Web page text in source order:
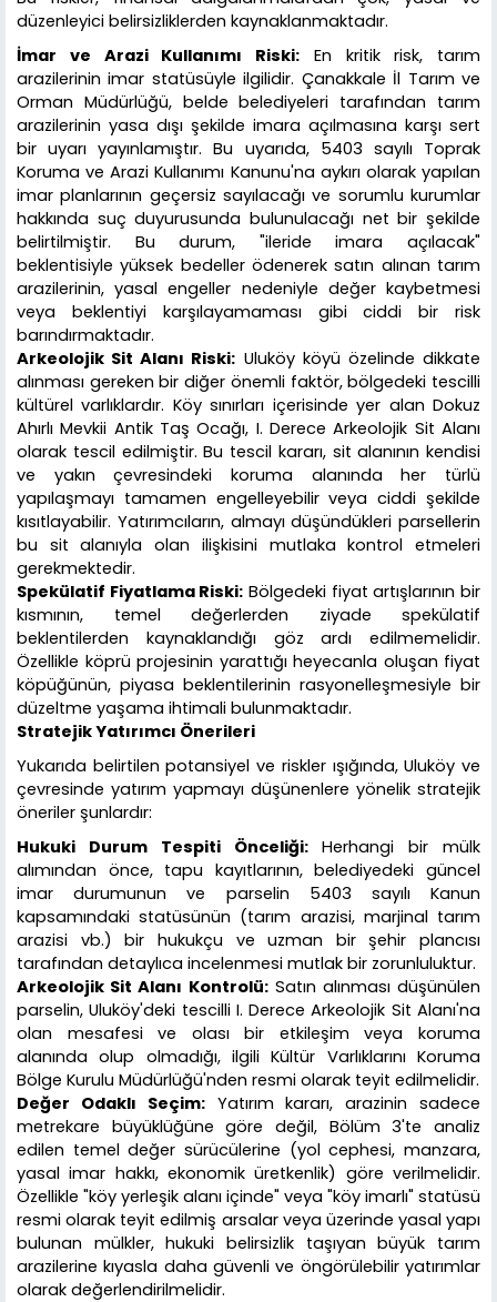
düzenleyici belirsizliklerden kaynaklanmaktadır.
İmar ve Arazi Kullanımı Riski: En kritik risk, tarım
arazilerinin imar statüsüyle ilgilidir. Çanakkale İl Tarım ve
Orman Müdürlüğü, belde belediyeleri tarafından tarım
arazilerinin yasa dışı şekilde imara açılmasına karşı sert
bir uyarı yayınlamıştır. Bu uyarıda, 5403 sayılı Toprak
Koruma ve Arazi Kullanımı Kanunu'na aykırı olarak yapılan
imar planlarının geçersiz sayılacağı ve sorumlu kurumlar
hakkında suç duyurusunda bulunulacağı net bir şekilde
belirtilmiştir. Bu durum, "ileride imara açılacak"
beklentisiyle yüksek bedeller ödenerek satın alınan tarım
arazilerinin, yasal engeller nedeniyle değer kaybetmesi
veya beklentiyi karşılayamaması gibi ciddi bir risk
barındırmaktadır.
Arkeolojik Sit Alanı Riski: Uluköy köyü özelinde dikkate
alınması gereken bir diğer önemli faktör, bölgedeki tescilli
kültürel varlıklardır. Köy sınırları içerisinde yer alan Dokuz
Ahırlı Mevkii Antik Taş Ocağı, I. Derece Arkeolojik Sit Alanı
olarak tescil edilmiştir. Bu tescil kararı, sit alanının kendisi
ve yakın çevresindeki koruma alanında her türlü
yapılaşmayı tamamen engelleyebilir veya ciddi şekilde
kısıtlayabilir. Yatırımcıların, almayı düşündükleri parsellerin
bu sit alanıyla olan ilişkisini mutlaka kontrol etmeleri
gerekmektedir.
Spekülatif Fiyatlama Riski: Bölgedeki fiyat artışlarının bir
kısmının, temel değerlerden ziyade spekülatif
beklentilerden kaynaklandığı göz ardı edilmemelidir.
Özellikle köprü projesinin yarattığı heyecanla oluşan fiyat
köpüğünün, piyasa beklentilerinin rasyonelleşmesiyle bir
düzeltme yaşama ihtimali bulunmaktadır.
Stratejik Yatırımcı Önerileri
Yukarıda belirtilen potansiyel ve riskler ışığında, Uluköy ve
çevresinde yatırım yapmayı düşünenlere yönelik stratejik
öneriler şunlardır:
Hukuki Durum Tespiti Önceliği:Herhangi bir mülk
alımından önce, tapu kayıtlarının, belediyedeki güncel
imar durumunun ve parselin 5403 sayılı Kanun
kapsamındaki statüsünün (tarım arazisi, marjinal tarım
arazisi vb.) bir hukukçu ve uzman bir şehir plancısı
tarafından detaylıca incelenmesi mutlak bir zorunluluktur.
Arkeolojik Sit Alanı Kontrolü:Satın alınması düşünülen
parselin, Uluköy'deki tescilli I. Derece Arkeolojik Sit Alanı'na
olan mesafesi ve olası bir etkileşim veya koruma
alanında olup olmadığı, ilgili Kültür Varlıklarını Koruma
Bölge Kurulu Müdürlüğü'nden resmi olarak teyit edilmelidir.
Değer Odaklı Seçim:Yatırım kararı, arazinin sadece
metrekare büyüklüğüne göre değil, Bölüm 3'te analiz
edilen temel değer sürücülerine (yol cephesi, manzara,
yasal imar hakkı, ekonomik üretkenlik) göre verilmelidir.
Özellikle "köy yerleşik alanı içinde" veya "köy imarlı" statüsü
resmi olarak teyit edilmiş arsalar veya üzerinde yasal yapı
bulunan mülkler, hukuki belirsizlik taşıyan büyük tarım
arazilerine kıyasla daha güvenli ve öngörülebilir yatırımlar
olarak değerlendirilmelidir.